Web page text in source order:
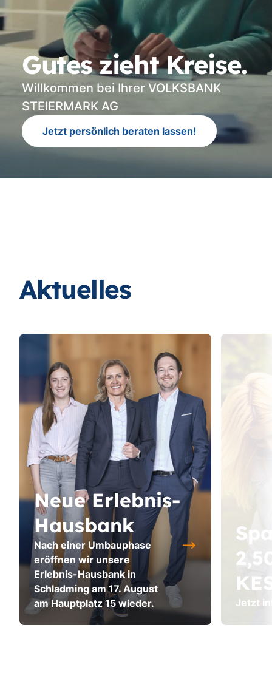
Gutes zieht Kreise.
Willkommen bei Ihrer VOLKSBANK
STEIERMARK AG
Jetzt persönlich beraten lassen!
Aktuelles
Neue Erlebnis-
Hausbank
Nach einer Umbauphase
eröffnen wir unsere
Erlebnis-Hausbank in
Schladming am 17. August
am Hauptplatz 15 wieder.
Jetzt